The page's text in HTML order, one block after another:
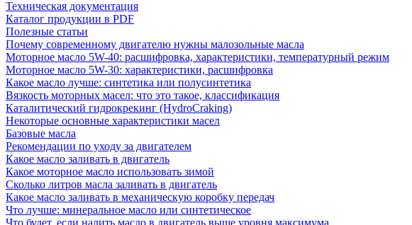
Техническая документация
Каталог продукции в PDF
Полезные статьи
Почему современному двигателю нужны малозольные масла
Моторное масло 5W-40: расшифровка, характеристики, температурный режим
Моторное масло 5W-30: характеристики, расшифровка
Какое масло лучше: синтетика или полусинтетика
Вязкость моторных масел: что это такое, классификация
Каталитический гидрокрекинг (НydroСraking)
Некоторые основные характеристики масел
Базовые масла
Рекомендации по уходу за двигателем
Какое масло заливать в двигатель
Какое моторное масло использовать зимой
Сколько литров масла заливать в двигатель
Какое масло заливать в механическую коробку передач
Что лучше: минеральное масло или синтетическое
Что будет, если налить масло в двигатель выше уровня максимума